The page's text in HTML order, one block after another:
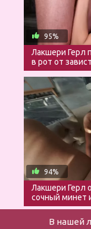
95%
Лакшери Герл
в рот от
94%
Лакшери Герл
сочный минет
В нашей